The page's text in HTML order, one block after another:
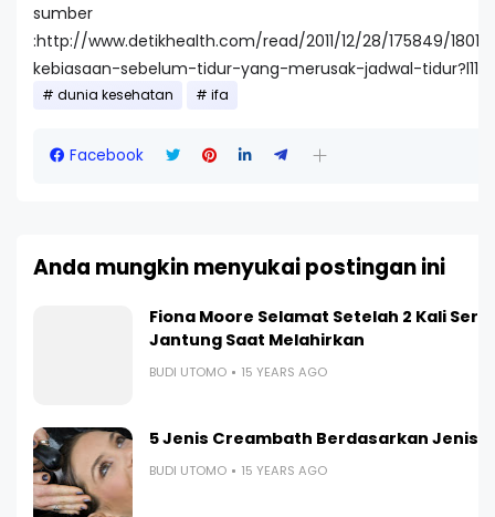
sumber
:http://www.detikhealth.com/read/2011/12/28/175849/
kebiasaan-sebelum-tidur-yang-merusak-jadwal-
dunia kesehatan ifa
Facebook
Anda mungkin menyukai postingan ini
Fiona Moore Selamat Setelah 2 Kali
Jantung Saat Melahirkan
BUDI UTOMO 15 YEARS AGO
5 Jenis Creambath Berdasarkan Jenis
BUDI UTOMO 15 YEARS AGO